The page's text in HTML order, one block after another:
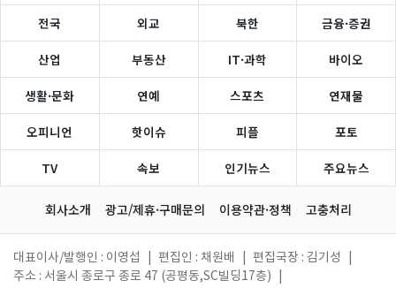
전국 외교 북한 금융·증권
산업 부동산 IT·과학 바이오
생활·문화 연예 스포츠 연재물
오피니언 핫이슈 피플 포토
TV 속보 인기뉴스 주요뉴스
회사소개 광고/제휴·구매문의 이용약관·정책 고충처리
대표이사/발행인 : 이영섭 편집인 : 채원배 편집국장 : 김기성
주소 : 서울시 종로구 종로 47 (공평동,SC빌딩17층)